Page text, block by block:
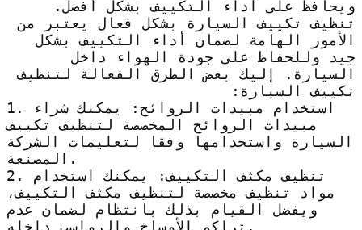
ويحافظ على أداء التكييف بشكل أفضل.
تنظيف تكييف السيارة بشكل فعال يعتبر من
الأمور الهامة لضمان أداء التكييف بشكل
جيد وللحفاظ على جودة الهواء داخل
السيارة. إليك بعض الطرق الفعالة لتنظيف
تكييف السيارة:
1. استخدام مبيدات الروائح: يمكنك شراء
مبيدات الروائح المخصصة لتنظيف تكييف
السيارة واستخدامها وفقا لتعليمات الشركة
المصنعة.
2. تنظيف مكثف التكييف: يمكنك استخدام
مواد تنظيف مخصصة لتنظيف مكثف التكييف،
ويفضل القيام بذلك بانتظام لضمان عدم
تراكم الأوساخ والرواسب داخله.